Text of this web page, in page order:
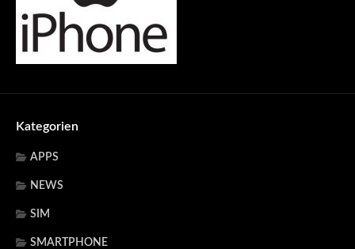
Kategorien
APPS
NEWS
SIM
SMARTPHONE